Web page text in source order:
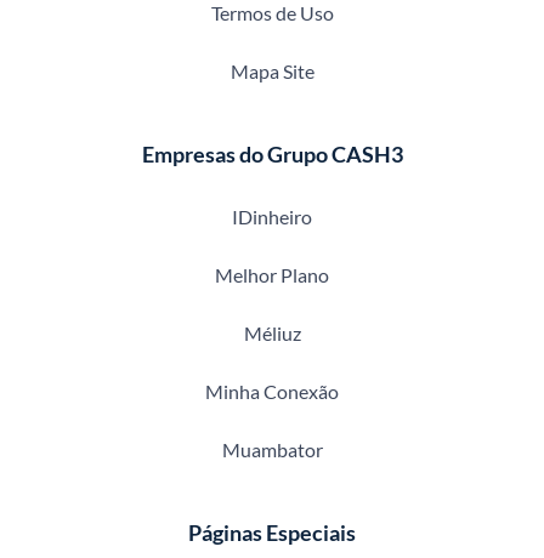
Termos de Uso
Mapa Site
Empresas do Grupo CASH3
IDinheiro
Melhor Plano
Méliuz
Minha Conexão
Muambator
Páginas Especiais